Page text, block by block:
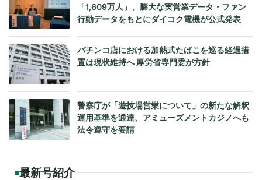
「1,609万人」、膨大な実営業データ・ファン
行動データをもとにダイコク電機が公式発表
パチンコ店における加熱式たばこを巡る経過措
置は現状維持へ 厚労省専門委が方針
警察庁が「遊技場営業について」の新たな解釈
運用基準を通達、アミューズメントカジノへも
法令遵守を要請
最新号紹介